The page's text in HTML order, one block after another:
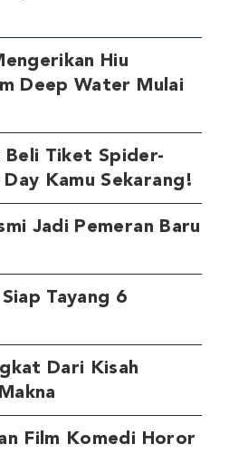
Hiu
Deep Water Mulai
Beli Tiket Spider-
Kamu Sekarang!
Jadi Pemeran Baru
Tayang 6
Dari Kisah
Film Komedi Horor